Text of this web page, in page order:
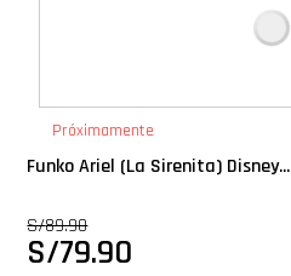
Exclusivos
Gift Cards
Llaveros Pop
Próximamente
Funko Ariel (La Sirenita) Disney...
S/89.90
S/79.90